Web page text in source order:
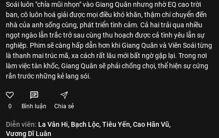
Soái luôn "chỉa mũi nhọn" vào Giang Quân nhưng nhờ EQ cao trời
ban, cô luôn hoá giải được mọi điều khó khăn, thậm chí chuyển đến
nhà của anh sống cùng, phát triển tình cảm. Cả hai trải qua nhiều
ngọt ngào lẫn trắc trở sau cùng thu hoạch được cả tình yêu lẫn sự
nghiệp. Phim sẽ càng hấp dẫn hơn khi Giang Quân và Viên Soái từng
là thanh mai trúc mã, xa cách rất lâu mới bất ngờ gặp lại. Trong nơi
làm việc tàn khốc, Giang Quân sẽ phải chống chọi, thể hiện sự cứng
rắn trước những kẻ lang sói.
0 Bình luận Chia sẻ
Diễn viên: La Vân Hi, Bạch Lộc,Tiêu Yến,Cao Hãn Vũ,
Vương Dĩ Luân